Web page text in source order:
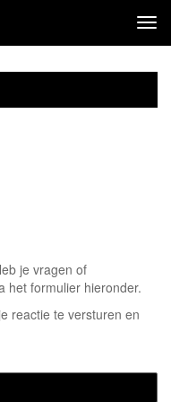
je vragen of
het formulier hieronder.
reactie te versturen en